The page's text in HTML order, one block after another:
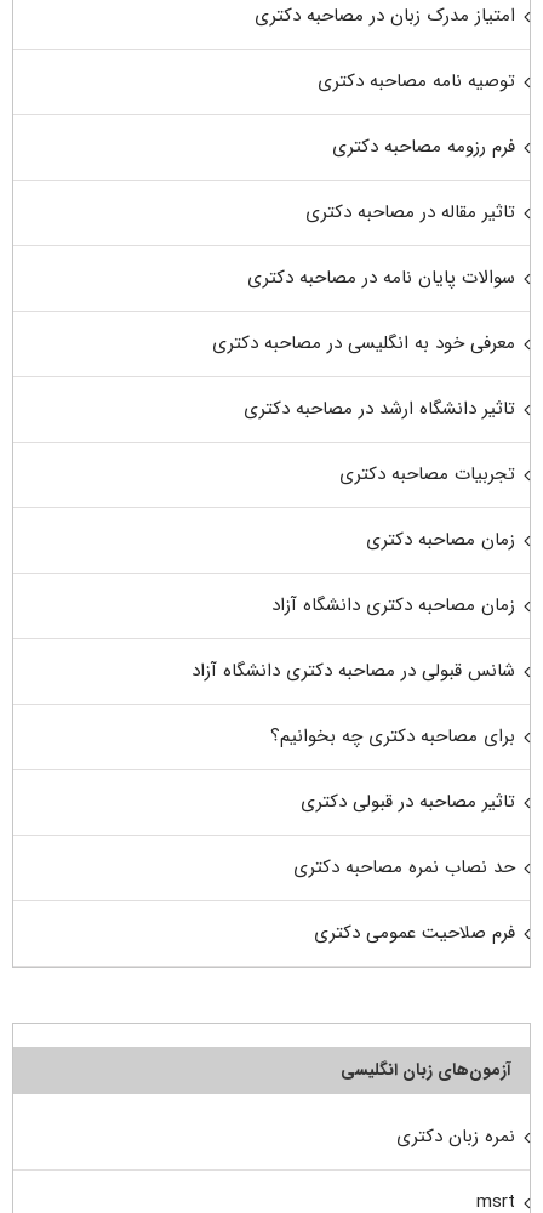
امتیاز مدرک زبان در مصاحبه دکتری
توصیه نامه مصاحبه دکتری
فرم رزومه مصاحبه دکتری
تاثیر مقاله در مصاحبه دکتری
سوالات پایان نامه در مصاحبه دکتری
معرفی خود به انگلیسی در مصاحبه دکتری
تاثیر دانشگاه ارشد در مصاحبه دکتری
تجربیات مصاحبه دکتری
زمان مصاحبه دکتری
زمان مصاحبه دکتری دانشگاه آزاد
شانس قبولی در مصاحبه دکتری دانشگاه آزاد
برای مصاحبه دکتری چه بخوانیم؟
تاثیر مصاحبه در قبولی دکتری
حد نصاب نمره مصاحبه دکتری
فرم صلاحیت عمومی دکتری
آزمون‌های زبان انگلیسی
نمره زبان دکتری
msrt